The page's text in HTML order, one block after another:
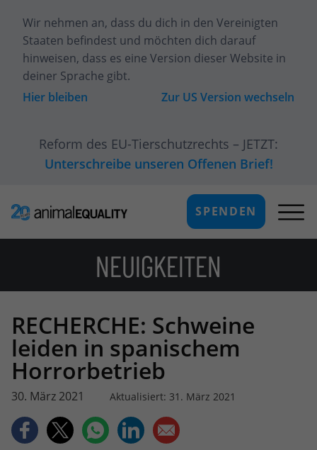
Wir nehmen an, dass du dich in den Vereinigten
Staaten befindest und möchten dich darauf
hinweisen, dass es eine Version dieser Website in
deiner Sprache gibt.
Hier bleiben
Zur US Version wechseln
Reform des EU-Tierschutzrechts – JETZT:
Unterschreibe unseren Offenen Brief!
SPENDEN
NEUIGKEITEN
RECHERCHE: Schweine
leiden in spanischem
Horrorbetrieb
30. März 2021 Aktualisiert: 31. März 2021